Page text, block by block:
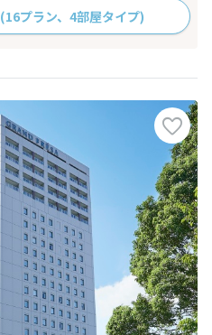
(16プラン、4部屋タイプ)